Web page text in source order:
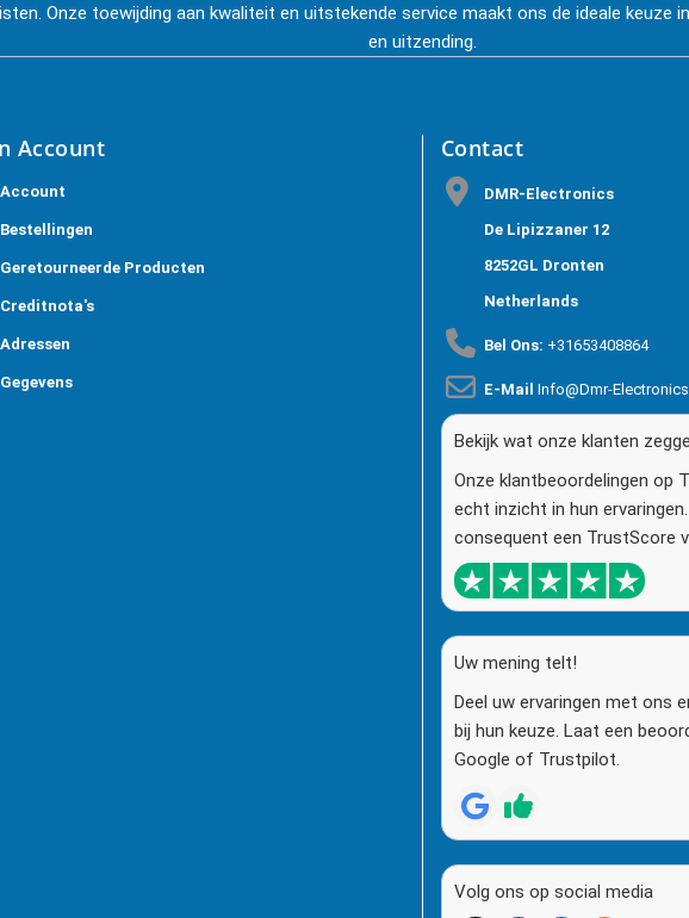
Onze toewijding aan kwaliteit en uitstekende service maakt ons de ideale keuze
en uitzending.
Account
Producten
Contact
DMR-Electronics
De Lipizzaner 12
8252GL Dronten
Netherlands
Bel Ons: +31653408864
E-Mail Info@dmr-
Bekijk wat onze klanten
Onze klantbeoordelingen op
echt inzicht in hun
consequent een TrustScore
Uw mening telt!
Deel uw ervaringen met ons
bij hun keuze. Laat een
Google of Trustpilot.
Volg ons op social media